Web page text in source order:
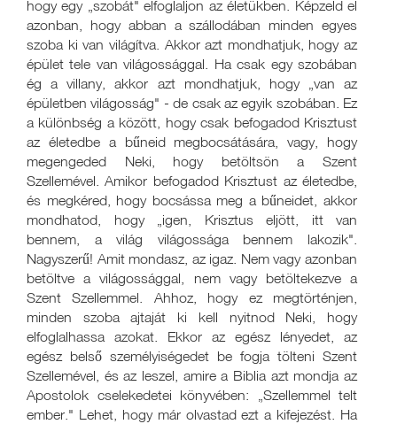
hogy egy „szobát" elfoglaljon az életükben. Képzeld el
azonban, hogy abban a szállodában minden egyes
szoba ki van világítva. Akkor azt mondhatjuk, hogy az
épület tele van világossággal. Ha csak egy szobában
ég a villany, akkor azt mondhatjuk, hogy „van az
épületben világosság" - de csak az egyik szobában. Ez
a különbség a között, hogy csak befogadod Krisztust
az életedbe a bűneid megbocsátására, vagy, hogy
megengeded Neki, hogy betöltsön a Szent
Szellemével. Amikor befogadod Krisztust az életedbe,
és megkéred, hogy bocsássa meg a bűneidet, akkor
mondhatod, hogy „igen, Krisztus eljött, itt van
bennem, a világ világossága bennem lakozik".
Nagyszerű! Amit mondasz, az igaz. Nem vagy azonban
betöltve a világossággal, nem vagy betöltekezve a
Szent Szellemmel. Ahhoz, hogy ez megtörténjen,
minden szoba ajtaját ki kell nyitnod Neki, hogy
elfoglalhassa azokat. Ekkor az egész lényedet, az
egész belső személyiségedet be fogja tölteni Szent
Szellemével, és az leszel, amire a Biblia azt mondja az
Apostolok cselekedetei könyvében: „Szellemmel telt
ember." Lehet, hogy már olvastad ezt a kifejezést. Ha